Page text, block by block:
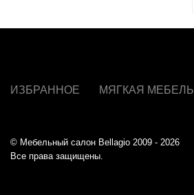
ИЗБРАННОЕ МЯГКАЯ МЕБЕЛЬ
© Мебельный салон Bellagio 2009 - 2026
Все права защищены.